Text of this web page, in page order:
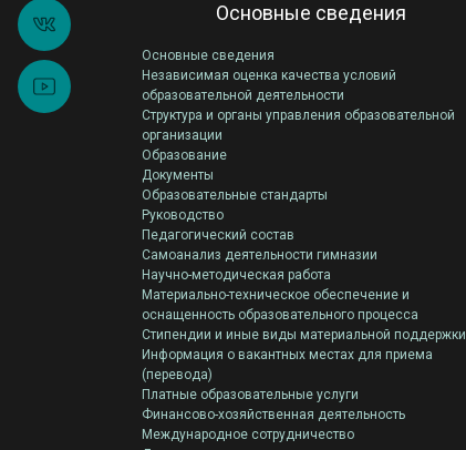
Основные сведения
Основные сведения
Независимая оценка качества условий
образовательной деятельности
Структура и органы управления образовательной
организации
Образование
Документы
Образовательные стандарты
Руководство
Педагогический состав
Самоанализ деятельности гимназии
Научно-методическая работа
Материально-техническое обеспечение и
оснащенность образовательного процесса
Стипендии и иные виды материальной поддержки
Информация о вакантных местах для приема
(перевода)
Платные образовательные услуги
Финансово-хозяйственная деятельность
Международное сотрудничество